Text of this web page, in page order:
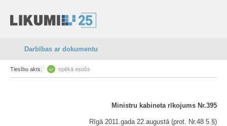
Darbības ar dokumentu
Tiesību akts: spēkā esošs
Ministru kabineta rīkojums Nr.395
Rīgā 2011.gada 22.augustā (prot. Nr.48 5.§)